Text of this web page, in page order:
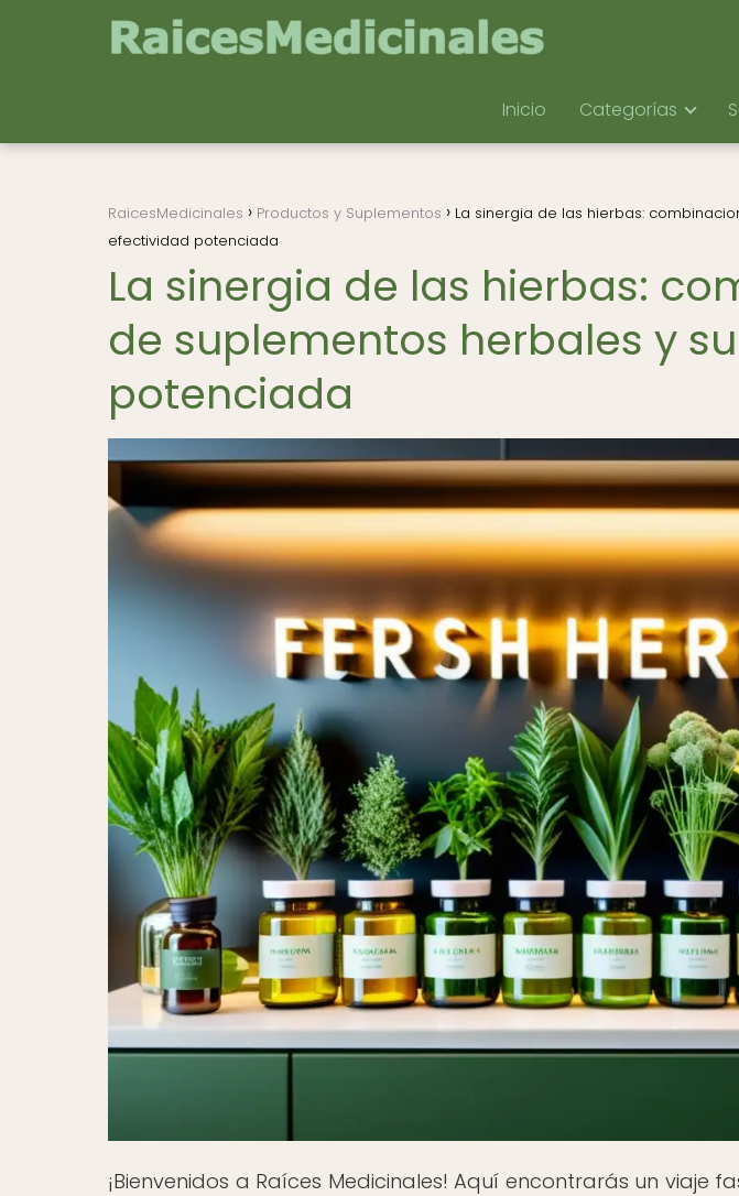
Inicio Categorías
RaicesMedicinales Productos y Suplementos
La sinergia de las hierbas:
efectividad potenciada
La sinergia de las hierbas:
de suplementos herbales y
potenciada
¡Bienvenidos a Raíces Medicinales! Aquí encontrarás un viaje